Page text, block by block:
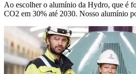
Ao escolher o alumínio da Hydro, que é
CO2 em 30% até 2030. Nosso alumínio